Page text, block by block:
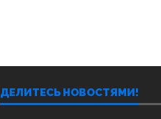
ДЕЛИТЕСЬ НОВОСТЯМИ!